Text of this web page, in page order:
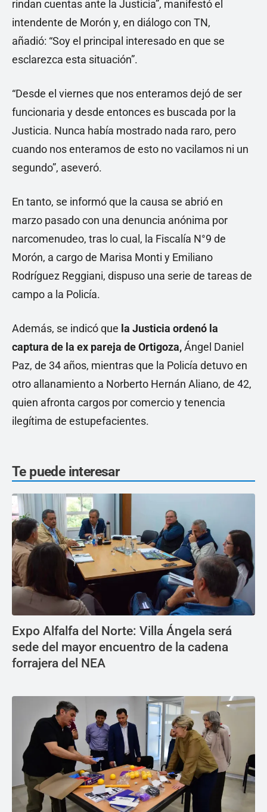
rindan cuentas ante la Justicia”, manifestó el
intendente de Morón y, en diálogo con TN,
añadió: “Soy el principal interesado en que se
esclarezca esta situación”.
“Desde el viernes que nos enteramos dejó de ser
funcionaria y desde entonces es buscada por la
Justicia. Nunca había mostrado nada raro, pero
cuando nos enteramos de esto no vacilamos ni un
segundo”, aseveró.
En tanto, se informó que la causa se abrió en
marzo pasado con una denuncia anónima por
narcomenudeo, tras lo cual, la Fiscalía N°9 de
Morón, a cargo de Marisa Monti y Emiliano
Rodríguez Reggiani, dispuso una serie de tareas de
campo a la Policía.
Además, se indicó que la Justicia ordenó la
captura de la ex pareja de Ortigoza,Ángel Daniel
Paz, de 34 años, mientras que la Policía detuvo en
otro allanamiento a Norberto Hernán Aliano, de 42,
quien afronta cargos por comercio y tenencia
ilegítima de estupefacientes.
Te puede interesar
Expo Alfalfa del Norte: Villa Ángela será
sede del mayor encuentro de la cadena
forrajera del NEA